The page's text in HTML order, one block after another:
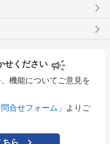
keyboard_arrow_right
keyboard_arrow_right
せください
機能についてご意見を
問合せフォーム」
よりご